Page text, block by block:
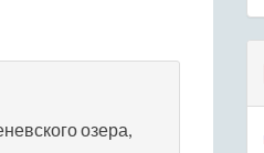
озера,